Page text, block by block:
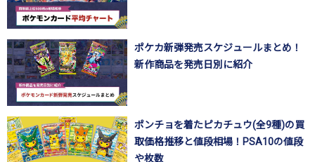
ポケカ新弾発売スケジュールまとめ！
新作商品を発売日別に紹介
ポンチョを着たピカチュウ(全9種)の買
取価格推移と値段相場！PSA10の値段
や枚数